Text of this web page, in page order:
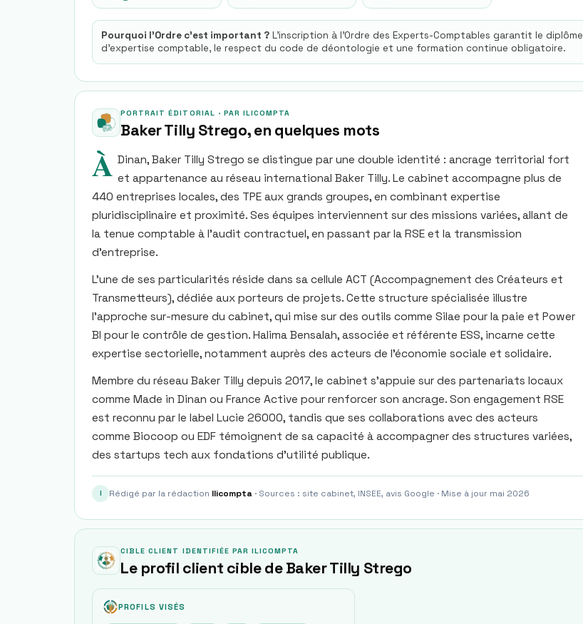
Pourquoi l'Ordre c'est important ? L'inscription à l'Ordre des Experts-Comptables garantit le diplôme
d'expertise comptable, le respect du code de déontologie et une formation continue obligatoire.
PORTRAIT ÉDITORIAL · PAR ILICOMPTA
Baker Tilly Strego, en quelques mots
À Dinan, Baker Tilly Strego se distingue par une double identité : ancrage territorial fort
et appartenance au réseau international Baker Tilly. Le cabinet accompagne plus de
440 entreprises locales, des TPE aux grands groupes, en combinant expertise
pluridisciplinaire et proximité. Ses équipes interviennent sur des missions variées, allant de
la tenue comptable à l'audit contractuel, en passant par la RSE et la transmission
d'entreprise.
L'une de ses particularités réside dans sa cellule ACT (Accompagnement des Créateurs et
Transmetteurs), dédiée aux porteurs de projets. Cette structure spécialisée illustre
l'approche sur-mesure du cabinet, qui mise sur des outils comme Silae pour la paie et Power
BI pour le contrôle de gestion. Halima Bensalah, associée et référente ESS, incarne cette
expertise sectorielle, notamment auprès des acteurs de l'économie sociale et solidaire.
Membre du réseau Baker Tilly depuis 2017, le cabinet s'appuie sur des partenariats locaux
comme Made in Dinan ou France Active pour renforcer son ancrage. Son engagement RSE
est reconnu par le label Lucie 26000, tandis que ses collaborations avec des acteurs
comme Biocoop ou EDF témoignent de sa capacité à accompagner des structures variées,
des startups tech aux fondations d'utilité publique.
I Rédigé par la rédaction Ilicompta · Sources : site cabinet, INSEE, avis Google · Mise à jour mai 2026
CIBLE CLIENT IDENTIFIÉE PAR ILICOMPTA
Le profil client cible de Baker Tilly Strego
PROFILS VISÉS